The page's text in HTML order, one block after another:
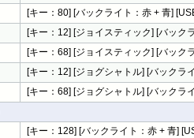
[キー：80] [バックライト：赤 + 青]
[キー：12] [ジョイスティック] [バック
[キー：68] [ジョイスティック] [バック
[キー：12] [ジョグシャトル] [バックラ
[キー：68] [ジョグシャトル] [バックラ
[キー：128] [バックライト：赤 + 青]